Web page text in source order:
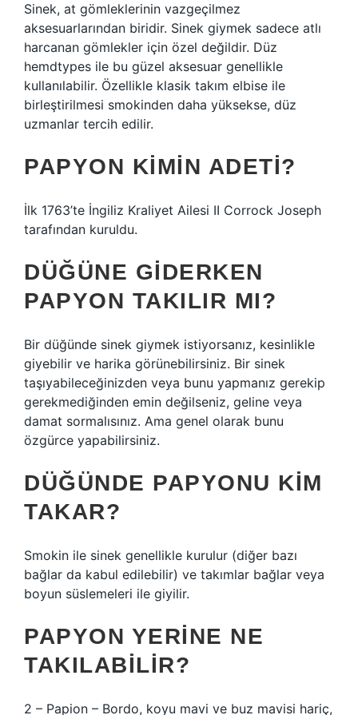
Sinek, at gömleklerinin vazgeçilmez
aksesuarlarından biridir. Sinek giymek sadece atlı
harcanan gömlekler için özel değildir. Düz
hemdtypes ile bu güzel aksesuar genellikle
kullanılabilir. Özellikle klasik takım elbise ile
birleştirilmesi smokinden daha yüksekse, düz
uzmanlar tercih edilir.
PAPYON KIMIN ADETI?
İlk 1763’te İngiliz Kraliyet Ailesi II Corrock Joseph
tarafından kuruldu.
DÜĞÜNE GIDERKEN
PAPYON TAKILIR MI?
Bir düğünde sinek giymek istiyorsanız, kesinlikle
giyebilir ve harika görünebilirsiniz. Bir sinek
taşıyabileceğinizden veya bunu yapmanız gerekip
gerekmediğinden emin değilseniz, geline veya
damat sormalısınız. Ama genel olarak bunu
özgürce yapabilirsiniz.
DÜĞÜNDE PAPYONU KIM
TAKAR?
Smokin ile sinek genellikle kurulur (diğer bazı
bağlar da kabul edilebilir) ve takımlar bağlar veya
boyun süslemeleri ile giyilir.
PAPYON YERINE NE
TAKILABILIR?
2 – Papion – Bordo, koyu mavi ve buz mavisi hariç,